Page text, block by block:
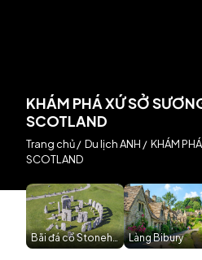
KHÁM PHÁ XỨ SỞ
SCOTLAND
Trang chủ/ Du lịch ANH / KHÁM
SCOTLAND
Bãi đá cổ StonehengeLàng Bibury